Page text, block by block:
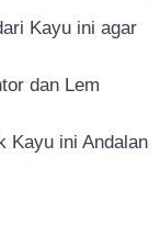
Kayu ini agar
dan Lem
Kayu ini Andalan